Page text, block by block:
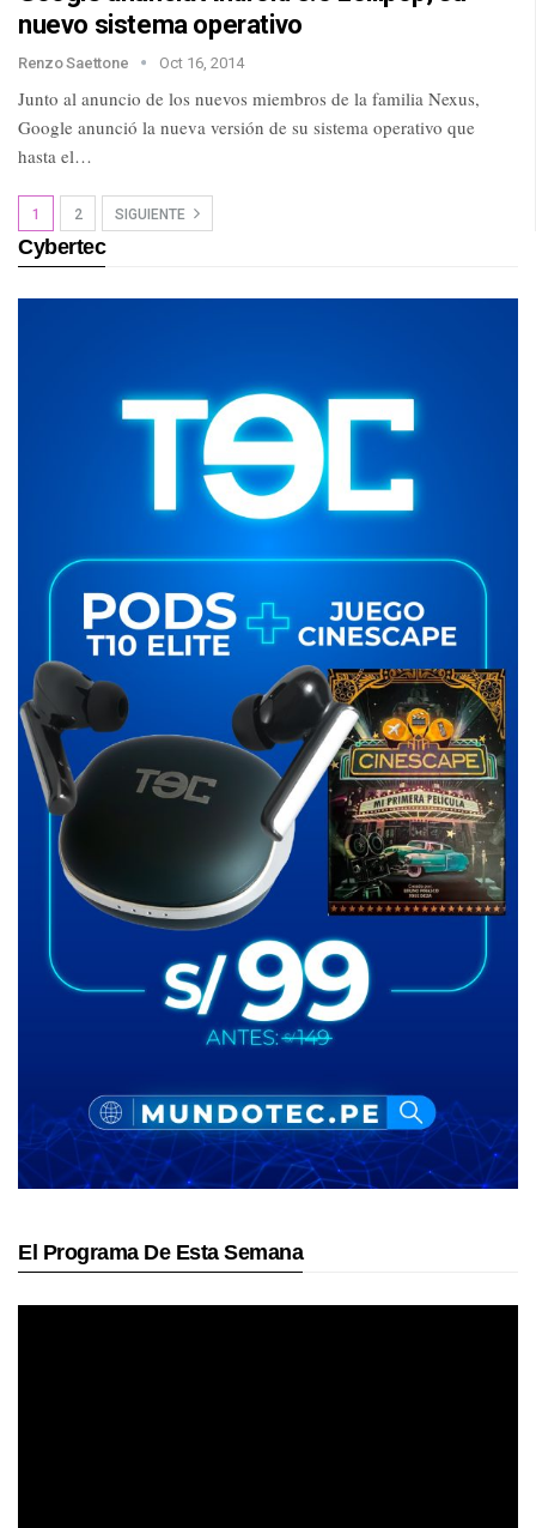
nuevo sistema operativo
Renzo Saettone Oct 16, 2014
Junto al anuncio de los nuevos miembros de la familia Nexus,
Google anunció la nueva versión de su sistema operativo que
hasta el…
1 2 SIGUIENTE
Cybertec
El Programa De Esta Semana